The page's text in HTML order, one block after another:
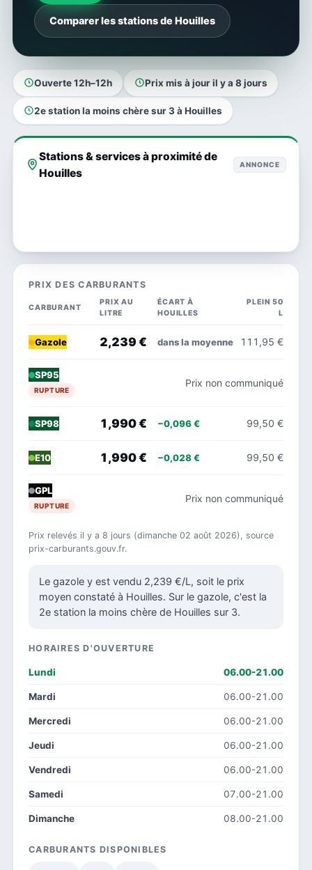
Comparer les stations de Houilles
Ouverte 12h–12h Prix mis à jour il y a 8 jours
2e station la moins chère sur 3 à Houilles
Stations & services à proximité de
Houilles
ANNONCE
PRIX DES CARBURANTS
CARBURANT
PRIX AU
LITRE
ÉCART À
HOUILLES
PLEIN 50
L
Gazole 2,239 € dans la moyenne 111,95 €
SP95
RUPTURE
Prix non communiqué
SP98 1,990 € −0,096 € 99,50 €
E10 1,990 € −0,028 € 99,50 €
GPL
RUPTURE
Prix non communiqué
Prix relevés il y a 8 jours (dimanche 02 août 2026), source
prix-carburants.gouv.fr.
Le gazole y est vendu 2,239 €/L, soit le prix
moyen constaté à Houilles. Sur le gazole, c'est la
2e station la moins chère de Houilles sur 3.
HORAIRES D'OUVERTURE
Lundi 06.00-21.00
Mardi 06.00-21.00
Mercredi 06.00-21.00
Jeudi 06.00-21.00
Vendredi 06.00-21.00
Samedi 07.00-21.00
Dimanche 08.00-21.00
CARBURANTS DISPONIBLES